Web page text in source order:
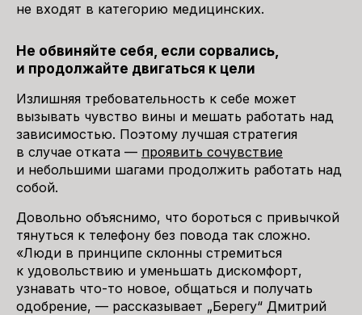
не входят в категорию медицинских.
Не обвиняйте себя, если сорвались,
и продолжайте двигаться к цели
Излишняя требовательность к себе может
вызывать чувство вины и мешать работать над
зависимостью. Поэтому лучшая стратегия
в случае отката — проявить сочувствие
и небольшими шагами продолжить работать над
собой.
Довольно объяснимо, что бороться с привычкой
тянуться к телефону без повода так сложно.
«Люди в принципе склонны стремиться
к удовольствию и уменьшать дискомфорт,
узнавать что-то новое, общаться и получать
одобрение, — рассказывает „Берегу“ Дмитрий